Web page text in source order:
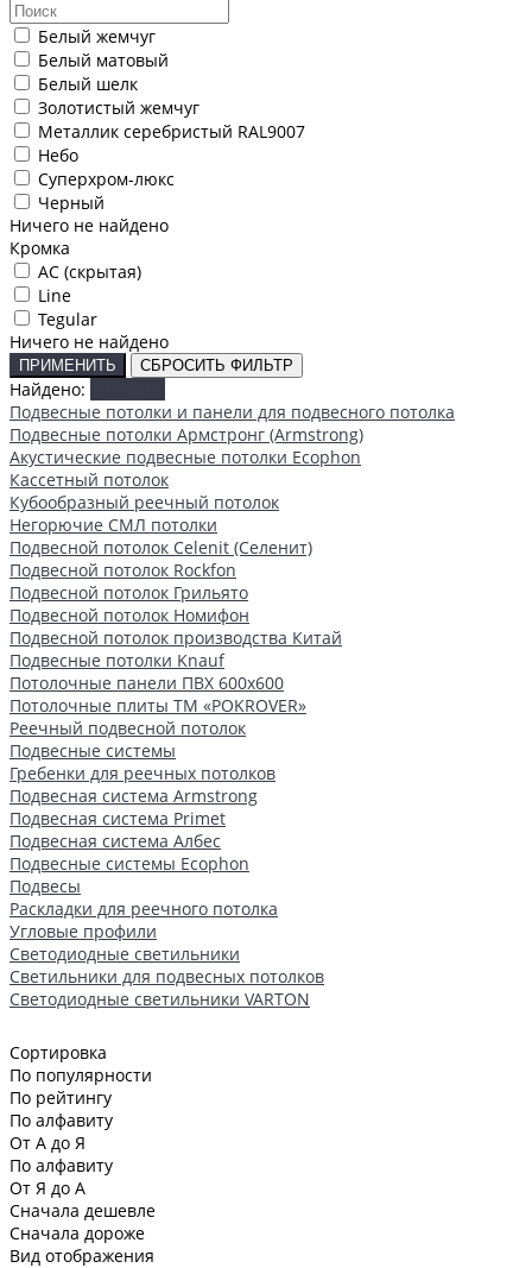
Белый жемчуг
Белый матовый
Белый шелк
Золотистый жемчуг
Металлик серебристый RAL9007
Небо
Суперхром-люкс
Черный
Ничего не найдено
Кромка
AC (скрытая)
Line
Tegular
Ничего не найдено
ПРИМЕНИТЬ СБРОСИТЬ ФИЛЬТР
Найдено:
Подвесные потолки и панели для подвесного потолка
Подвесные потолки Армстронг (Armstrong)
Акустические подвесные потолки Ecophon
Кассетный потолок
Кубообразный реечный потолок
Негорючие СМЛ потолки
Подвесной потолок Celenit (Селенит)
Подвесной потолок Rockfon
Подвесной потолок Грильято
Подвесной потолок Номифон
Подвесной потолок производства Китай
Подвесные потолки Knauf
Потолочные панели ПВХ 600х600
Потолочные плиты ТМ «POKROVER»
Реечный подвесной потолок
Подвесные системы
Гребенки для реечных потолков
Подвесная система Armstrong
Подвесная система Primet
Подвесная система Албес
Подвесные системы Ecophon
Подвесы
Раскладки для реечного потолка
Угловые профили
Светодиодные светильники
Светильники для подвесных потолков
Светодиодные светильники VARTON
Сортировка
По популярности
По рейтингу
По алфавиту
От А до Я
По алфавиту
От Я до А
Сначала дешевле
Сначала дороже
Вид отображения